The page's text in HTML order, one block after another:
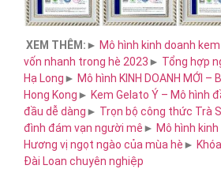
XEM THÊM:► Mô hình kinh doanh
vốn nhanh trong hè 2023► Tổng hợp
Hạ Long► Mô hình KINH DOANH MỚI
Hong Kong► Kem Gelato Ý – Mô hình
đầu dễ dàng► Trọn bộ công thức Trà
đình đám vạn người mê► Mô hình
Hương vị ngọt ngào của mùa hè►
Đài Loan chuyên nghiệp